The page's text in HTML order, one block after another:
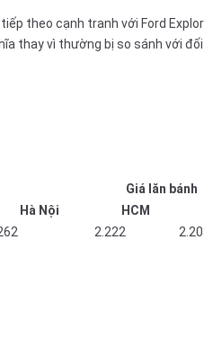
theo cạnh tranh với Ford
thay vì thường bị so sánh với
Giá lăn bánh
Hà Nội HCM
2.222